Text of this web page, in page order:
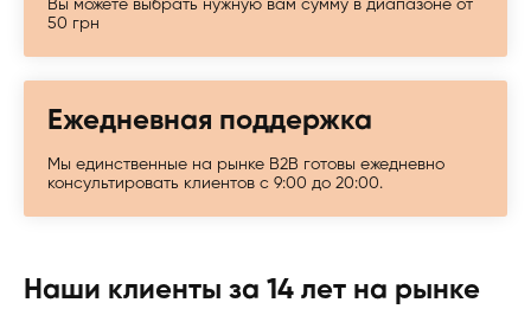
Вы можете выбрать нужную вам сумму в диапазоне от
50 грн
Ежедневная поддержка
Мы единственные на рынке B2B готовы ежедневно
консультировать клиентов с 9:00 до 20:00.
Наши клиенты за 14 лет на рынке